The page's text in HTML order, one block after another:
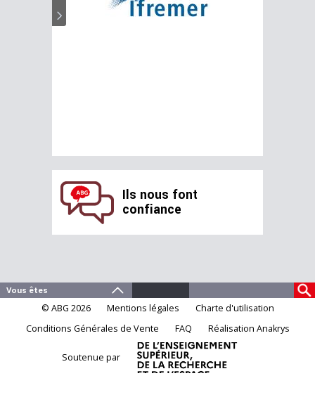
Ils nous font
confiance
© ABG 2026 Mentions légales
Charte d'utilisation
Conditions Générales de Vente
FAQ Réalisation Anakrys
Soutenue par